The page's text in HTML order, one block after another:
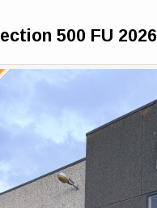
500 FU 2026